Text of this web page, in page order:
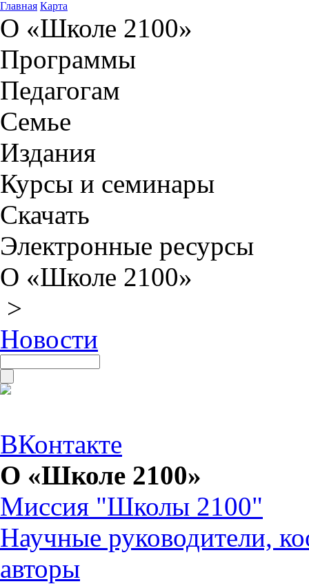
Главная Карта
О «Школе 2100»
Программы
Педагогам
Семье
Издания
Курсы и семинары
Скачать
Электронные ресурсы
О «Школе 2100»
>
Новости
ВКонтакте
О «Школе 2100»
Миссия "Школы 2100"
Научные руководители,
авторы